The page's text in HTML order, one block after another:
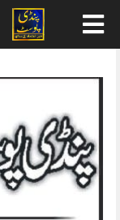
content